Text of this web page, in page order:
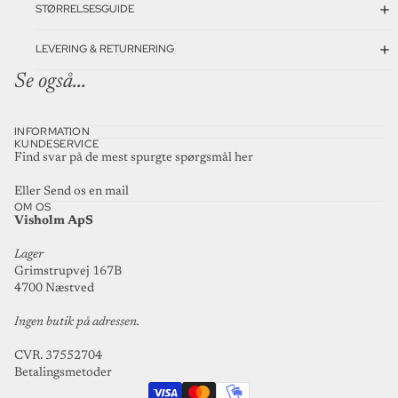
STØRRELSESGUIDE
LEVERING & RETURNERING
Se også...
INFORMATION
KUNDESERVICE
Find svar på de mest spurgte spørgsmål her
Eller Send os en mail
OM OS
Visholm ApS
Lager
Grimstrupvej 167B
4700 Næstved
Ingen butik på adressen.
CVR. 37552704
Betalingsmetoder